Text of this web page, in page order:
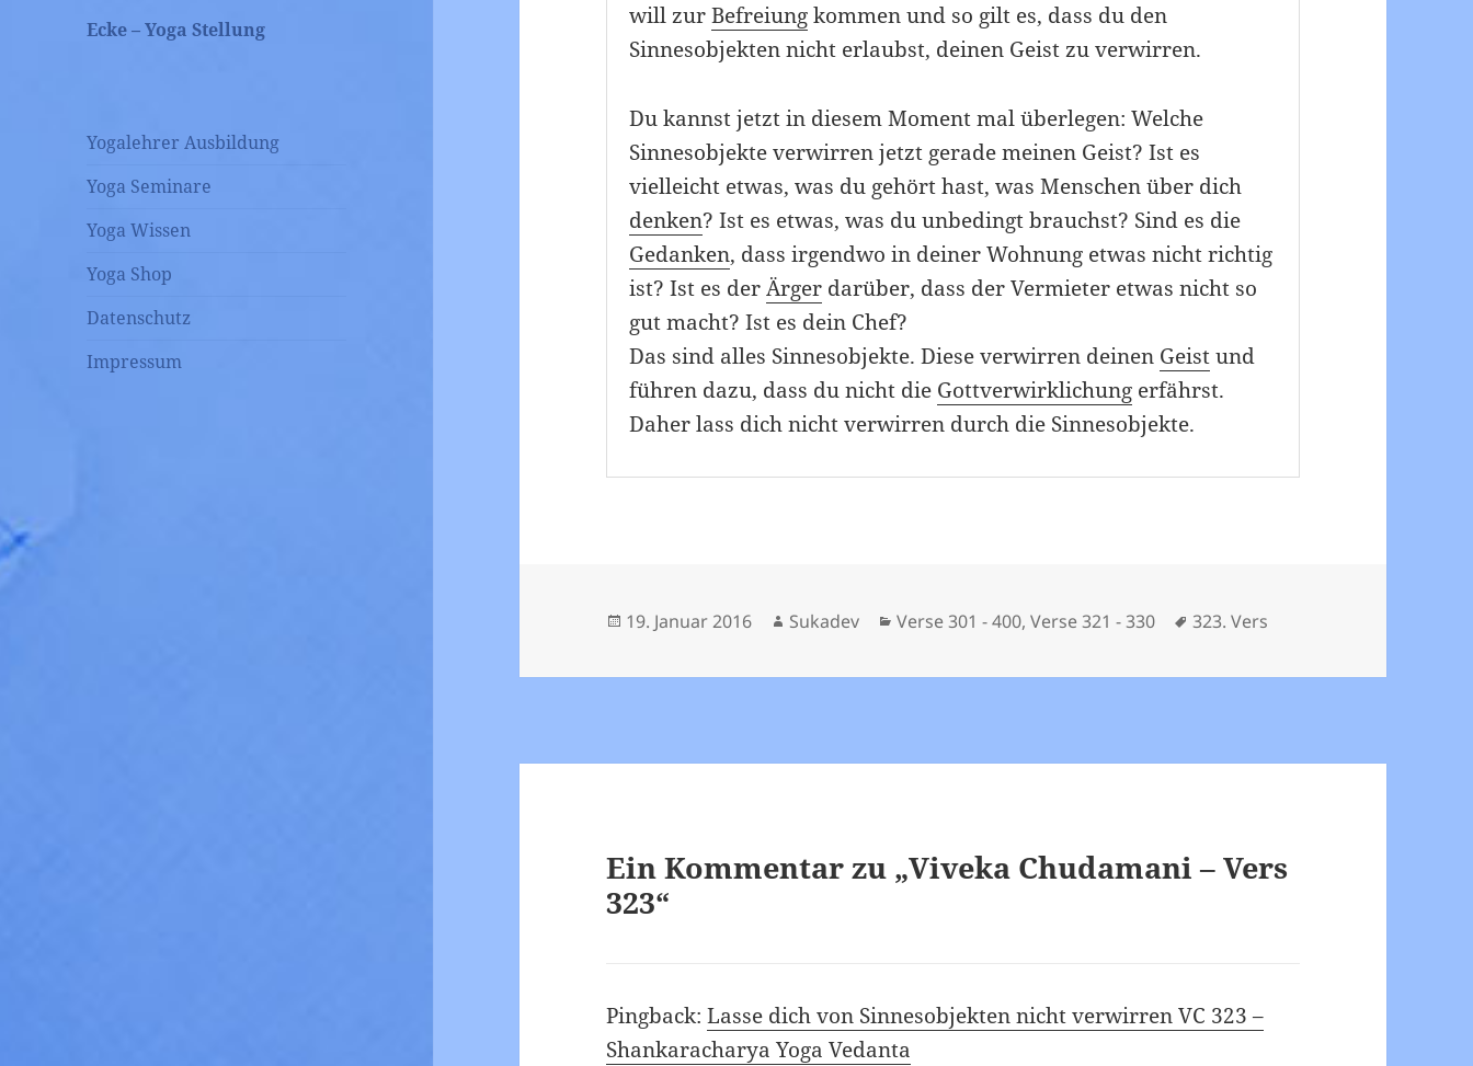
Ecke – Yoga Stellung
Yogalehrer Ausbildung
Yoga Seminare
Yoga Wissen
Yoga Shop
Datenschutz
Impressum
will zurBefreiungkommen und so gilt es, dass du den
Sinnesobjekten nicht erlaubst, deinen Geist zu verwirren.
Du kannst jetzt in diesem Moment mal überlegen: Welche
Sinnesobjekte verwirren jetzt gerade meinen Geist? Ist es
vielleicht etwas, was du gehört hast, was Menschen über dich
denken? Ist es etwas, was du unbedingt brauchst? Sind es die
Gedanken, dass irgendwo in deiner Wohnung etwas nicht richtig
ist? Ist es derÄrger darüber, dass der Vermieter etwas nicht so
gut macht? Ist es dein Chef?
Das sind alles Sinnesobjekte. Diese verwirren deinen Geistund
führen dazu, dass du nicht die Gottverwirklichung erfährst.
Daher lass dich nicht verwirren durch die Sinnesobjekte.
Veröffentlicht
19. Januar 2016 Autor
Sukadev Kategorien
Verse 301 - 400,Verse 321 - 330 Schlagwörter
323. Vers
Ein Kommentar zu „Viveka Chudamani – Vers
323“
Pingback:Lasse dich von Sinnesobjekten nicht verwirren VC 323 –
Shankaracharya Yoga Vedanta